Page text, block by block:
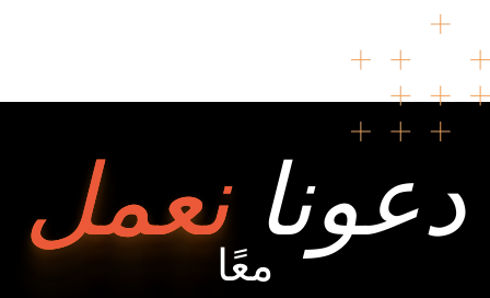
دعونانعملمعًا